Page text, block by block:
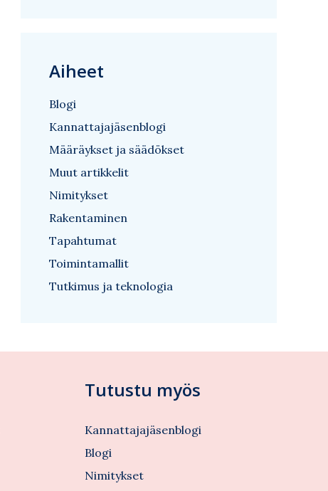
Aiheet
Blogi
Kannattajajäsenblogi
Määräykset ja säädökset
Muut artikkelit
Nimitykset
Rakentaminen
Tapahtumat
Toimintamallit
Tutkimus ja teknologia
Tutustu myös
Kannattajajäsenblogi
Blogi
Nimitykset